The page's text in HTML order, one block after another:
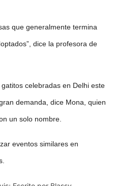
que generalmente termina
dice la profesora de
celebradas en Delhi este
demanda, dice Mona, quien
un solo nombre.
eventos similares en